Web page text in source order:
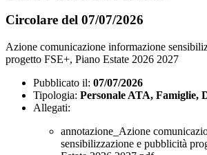
Circolare del 07/07/2026
Azione comunicazione informazione
progetto FSE+, Piano Estate 2026 2027
Pubblicato il: 07/07/2026
Tipologia: Personale ATA, Famiglie,
Allegati:
annotazione_Azione
sensibilizzazione e pubblicità